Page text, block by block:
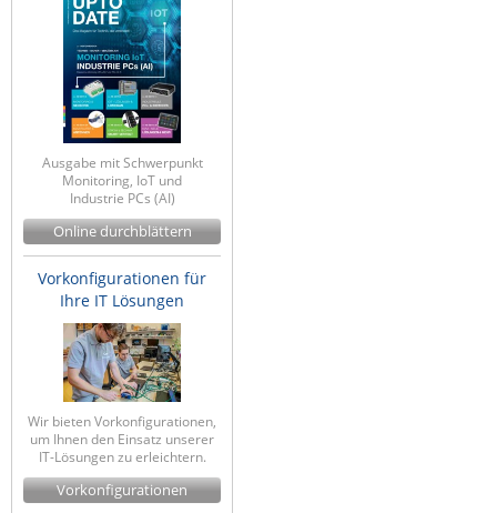
Ausgabe mit Schwerpunkt
Monitoring, IoT und
Industrie PCs (AI)
Online durchblättern
Vorkonfigurationen für
Ihre IT Lösungen
Wir bieten Vorkonfigurationen,
um Ihnen den Einsatz unserer
IT-Lösungen zu erleichtern.
Vorkonfigurationen